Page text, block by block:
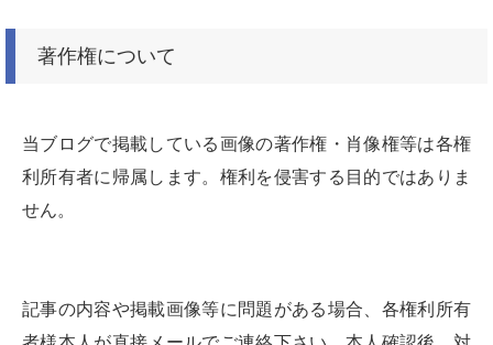
著作権について
当ブログで掲載している画像の著作権・肖像権等は各権
利所有者に帰属します。権利を侵害する目的ではありま
せん。
記事の内容や掲載画像等に問題がある場合、各権利所有